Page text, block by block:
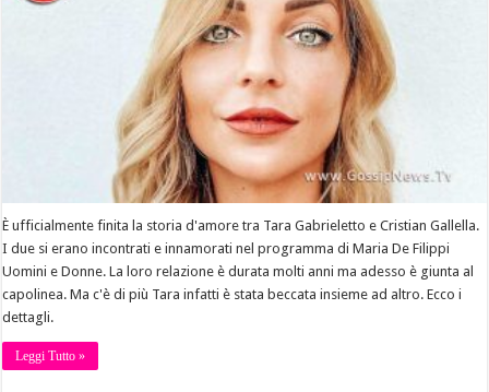
È ufficialmente finita la storia d'amore tra Tara Gabrieletto e Cristian Gallella.
I due si erano incontrati e innamorati nel programma di Maria De Filippi
Uomini e Donne. La loro relazione è durata molti anni ma adesso è giunta al
capolinea. Ma c'è di più Tara infatti è stata beccata insieme ad altro. Ecco i
dettagli.
Leggi Tutto »